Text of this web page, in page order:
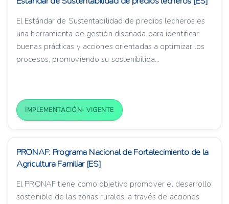
El Estándar de Sustentabilidad de predios lecheros es
una herramienta de gestión diseñada para identificar
buenas prácticas y acciones orientadas a optimizar los
procesos, promoviendo su sostenibilida...
IMPLEMENTACIÓN- VIGENTE
PRONAF: Programa Nacional de Fortalecimiento de la
Agricultura Familiar [ES]
El PRONAF tiene como objetivo promover el desarrollo
sostenible de las zonas rurales, a través de acciones